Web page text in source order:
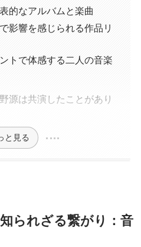
的なアルバムと楽曲
影響を感じられる作品リ
トで体感する二人の音楽
源は共演したことがあり
と見る
られざる繋がり：音